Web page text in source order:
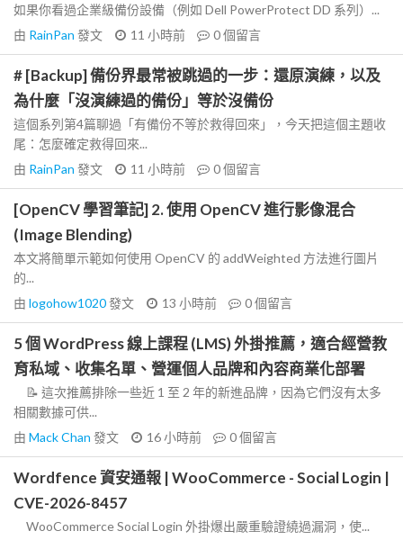
如果你看過企業級備份設備（例如 Dell PowerProtect DD 系列）...
由 RainPan 發文 11 小時前 0個留言
# [Backup] 備份界最常被跳過的一步：還原演練，以及
為什麼「沒演練過的備份」等於沒備份
這個系列第4篇聊過「有備份不等於救得回來」，今天把這個主題收
尾：怎麼確定救得回來...
由 RainPan 發文 11 小時前 0個留言
[OpenCV 學習筆記] 2. 使用 OpenCV 進行影像混合
(Image Blending)
本文將簡單示範如何使用 OpenCV 的 addWeighted 方法進行圖片
的...
由 logohow1020發文 13 小時前 0個留言
5 個 WordPress 線上課程 (LMS) 外掛推薦，適合經營教
育私域、收集名單、營運個人品牌和內容商業化部署
📝 這次推薦排除一些近 1 至 2 年的新進品牌，因為它們沒有太多
相關數據可供...
由 Mack Chan 發文 16 小時前 0個留言
Wordfence 資安通報 | WooCommerce - Social Login |
CVE-2026-8457
WooCommerce Social Login 外掛爆出嚴重驗證繞過漏洞，使...